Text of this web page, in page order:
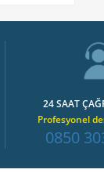
24 SAAT
Profesyonel
0850